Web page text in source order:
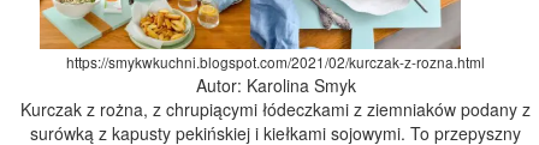
https://smykwkuchni.blogspot.com/2021/02/kurczak-z-rozna.html
Autor: Karolina Smyk
Kurczak z rożna, z chrupiącymi łódeczkami z ziemniaków podany z
surówką z kapusty pekińskiej i kiełkami sojowymi. To przepyszny